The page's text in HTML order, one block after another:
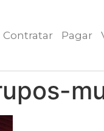
Contratar Pagar